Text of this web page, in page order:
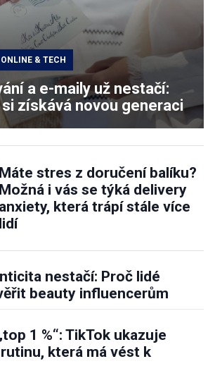
ONLINE & TECH
a e-maily už nestačí:
získává novou generaci
Máte stres z doručení balíku?
Možná i vás se týká delivery
anxiety, která trápí stále více
lidí
nestačí: Proč lidé
beauty influencerům
1 %“: TikTok ukazuje
která má vést k